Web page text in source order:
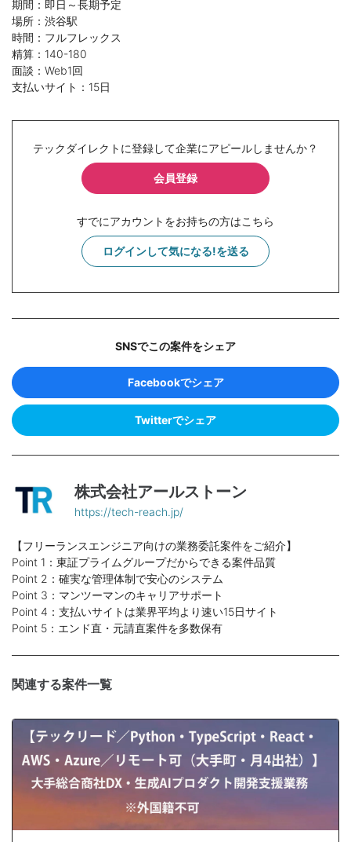
期間：即日～長期予定
場所：渋谷駅
時間：フルフレックス
精算：140-180
面談：Web1回
支払いサイト：15日
テックダイレクトに登録して企業にアピールしませんか？
会員登録
すでにアカウントをお持ちの方はこちら
ログインして気になる!を送る
SNSでこの案件をシェア
Facebookでシェア
Twitterでシェア
株式会社アールストーン
https://tech-reach.jp/
【フリーランスエンジニア向けの業務委託案件をご紹介】
Point 1：東証プライムグループだからできる案件品質
Point 2：確実な管理体制で安心のシステム
Point 3：マンツーマンのキャリアサポート
Point 4：支払いサイトは業界平均より速い15日サイト
Point 5：エンド直・元請直案件を多数保有
関連する案件一覧